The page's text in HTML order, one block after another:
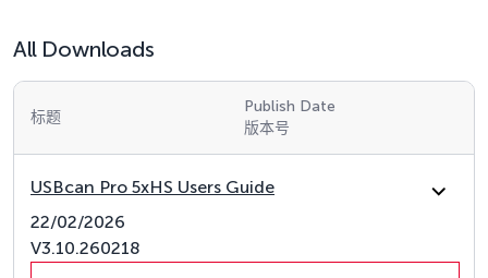
All Downloads
标题
Publish Date
版本号
USBcan Pro 5xHS Users Guide
22/02/2026
V3.10.260218